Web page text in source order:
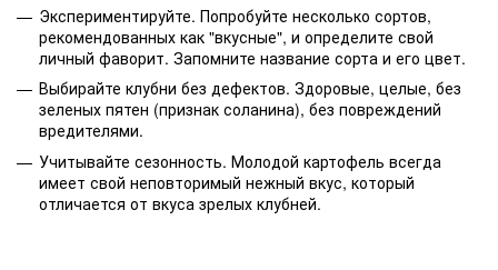
Экспериментируйте. Попробуйте несколько сортов,
рекомендованных как "вкусные", и определите свой
личный фаворит. Запомните название сорта и его цвет.
Выбирайте клубни без дефектов. Здоровые, целые, без
зеленых пятен (признак соланина), без повреждений
вредителями.
Учитывайте сезонность. Молодой картофель всегда
имеет свой неповторимый нежный вкус, который
отличается от вкуса зрелых клубней.